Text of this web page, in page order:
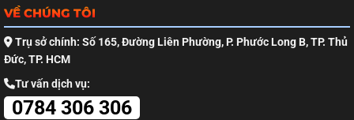
VỀ CHÚNG TÔI
Trụ sở chính: Số 165, Đường Liên Phường, P. Phước Long B, TP. Thủ
Đức, TP. HCM
Tư vấn dịch vụ:
0784 306 306